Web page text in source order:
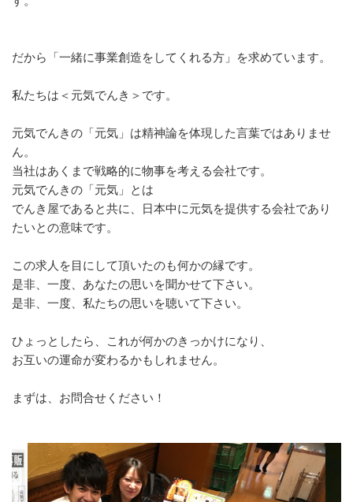
だから「一緒に事業創造をしてくれる方」を求めています。
私たちは＜元気でんき＞です。
元気でんきの「元気」は精神論を体現した言葉ではありませ
ん。
当社はあくまで戦略的に物事を考える会社です。
元気でんきの「元気」とは
でんき屋であると共に、日本中に元気を提供する会社であり
たいとの意味です。
この求人を目にして頂いたのも何かの縁です。
是非、一度、あなたの思いを聞かせて下さい。
是非、一度、私たちの思いを聴いて下さい。
ひょっとしたら、これが何かのきっかけになり、
お互いの運命が変わるかもしれません。
まずは、お問合せください！